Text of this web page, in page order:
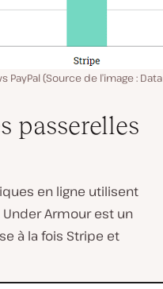
(Source de l’image :
passerelles
en ligne utilisent
Armour est un
à la fois Stripe et